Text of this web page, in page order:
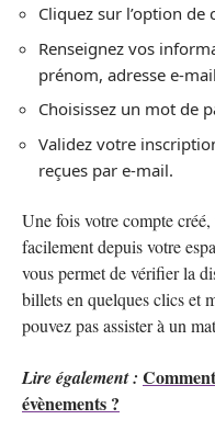
Cliquez sur l’option
Renseignez vos
prénom, adresse e-
Choisissez un mot de
Validez votre
reçues par e-mail.
Une fois votre compte
facilement depuis votre
vous permet de vérifier la
billets en quelques clics et
pouvez pas assister à un
Lire également :
évènements ?